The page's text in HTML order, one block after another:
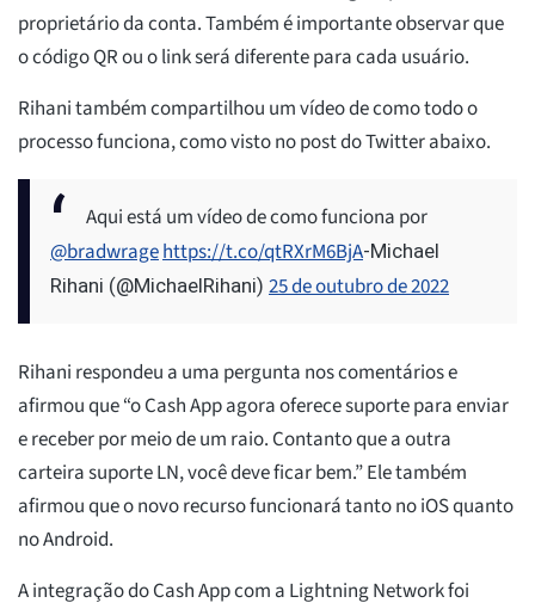
proprietário da conta. Também é importante observar que
o código QR ou o link será diferente para cada usuário.
Rihani também compartilhou um vídeo de como todo o
processo funciona, como visto no post do Twitter abaixo.
Aqui está um vídeo de como funciona por
@bradwragehttps://t.co/qtRXrM6BjA-Michael
Rihani (@MichaelRihani) 25 de outubro de 2022
Rihani respondeu a uma pergunta nos comentários e
afirmou que “o Cash App agora oferece suporte para enviar
e receber por meio de um raio. Contanto que a outra
carteira suporte LN, você deve ficar bem.” Ele também
afirmou que o novo recurso funcionará tanto no iOS quanto
no Android.
A integração do Cash App com a Lightning Network foi